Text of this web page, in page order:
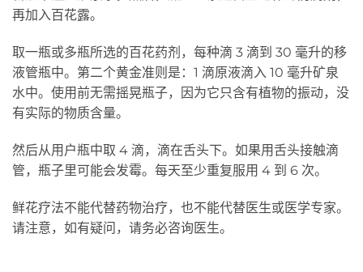
再加入百花露。
取一瓶或多瓶所选的百花药剂，每种滴 3 滴到 30 毫升的移
液管瓶中。第二个黄金准则是：1 滴原液滴入 10 毫升矿泉
水中。使用前无需摇晃瓶子，因为它只含有植物的振动，没
有实际的物质含量。
然后从用户瓶中取 4 滴，滴在舌头下。如果用舌头接触滴
管，瓶子里可能会发霉。每天至少重复服用 4 到 6 次。
鲜花疗法不能代替药物治疗，也不能代替医生或医学专家。
请注意，如有疑问，请务必咨询医生。